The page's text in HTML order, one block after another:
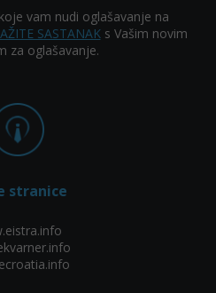
vam nudi oglašavanje na
SASTANAKs Vašim novim
za oglašavanje.
stranice